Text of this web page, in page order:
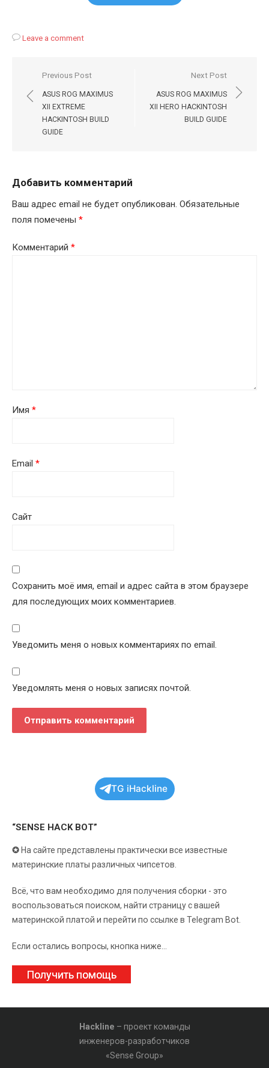
Leave a comment
Навигация
по
записям
Previous Post
ASUS ROG MAXIMUS
XII EXTREME
HACKINTOSH BUILD
GUIDE
Next Post
ASUS ROG MAXIMUS
XII HERO HACKINTOSH
BUILD GUIDE
Добавить комментарий
Ваш адрес email не будет опубликован. Обязательные
поля помечены *
Комментарий *
Имя *
Email *
Сайт
Сохранить моё имя, email и адрес сайта в этом браузере
для последующих моих комментариев.
Уведомить меня о новых комментариях по email.
Уведомлять меня о новых записях почтой.
TG iHackline
“SENSE HACK BOT”
✪ На сайте представлены практически все известные
материнские платы различных чипсетов.
Всё, что вам необходимо для получения сборки - это
воспользоваться поиском, найти страницу с вашей
материнской платой и перейти по ссылке в Telegram Bot.
Если остались вопросы, кнопка ниже...
Получить помощь
Hackline – проект команды
инженеров-разработчиков
«Sense Group»